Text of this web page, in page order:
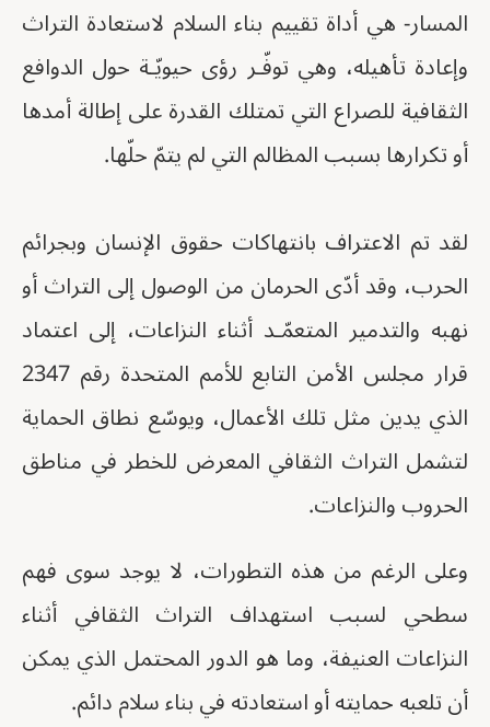
المسار- هي أداة تقييم بناء السلام لاستعادة التراث
وإعادة تأهيله، وهي توفّـر رؤى حيويّـة حول الدوافع
الثقافية للصراع التي تمتلك القدرة على إطالة أمدها
أو تكرارها بسبب المظالم التي لم يتمّ حلّها.
لقد تم الاعتراف بانتهاكات حقوق الإنسان وبجرائم
الحرب، وقد أدّى الحرمان من الوصول إلى التراث أو
نهبه والتدمير المتعمّـد أثناء النزاعات، إلى اعتماد
قرار مجلس الأمن التابع للأمم المتحدة رقم 2347
الذي يدين مثل تلك الأعمال، ويوسّع نطاق الحماية
لتشمل التراث الثقافي المعرض للخطر في مناطق
الحروب والنزاعات.
وعلى الرغم من هذه التطورات، لا يوجد سوى فهم
سطحي لسبب استهداف التراث الثقافي أثناء
النزاعات العنيفة، وما هو الدور المحتمل الذي يمكن
أن تلعبه حمايته أو استعادته في بناء سلام دائم.